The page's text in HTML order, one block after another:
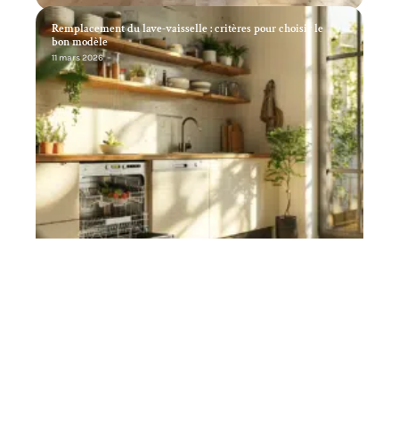
Remplacement du lave-vaisselle : critères pour choisir le
bon modèle
11 mars 2026